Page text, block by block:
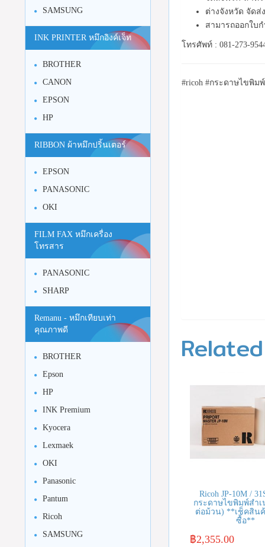
ต่างจังหวัด จัดส่
สามารถออกใบ
โทรศัพท์ : 081-273-
#ricoh #กระดาษไขพิม
Ricoh JP-10M /
กระดาษไขพิมพ์สำเ
ต่อม้วน) **เช็คสิน
ซื้อ**
฿2,355.00
SAMSUNG
INK PRINTER หมึกอิงค์เจ็ท
BROTHER
CANON
EPSON
HP
RIBBON ผ้าหมึกปริ้นเตอร์
EPSON
PANASONIC
OKI
FILM FAX หมึกเครื่อง
โทรสาร
PANASONIC
SHARP
Remanu - หมึกเทียบเท่า
คุณภาพดี
BROTHER
Epson
HP
INK Premium
Kyocera
Lexmaek
OKI
Panasonic
Pantum
Ricoh
SAMSUNG